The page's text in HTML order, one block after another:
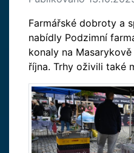
Farmářské dobroty a
nabídly Podzimní
konaly na
října. Trhy oživili také